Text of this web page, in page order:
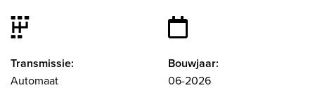
Transmissie:
Automaat
Bouwjaar:
06-2026